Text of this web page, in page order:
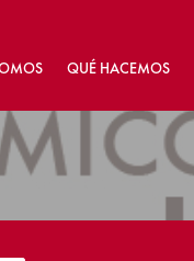
QUÉ HACEMOS